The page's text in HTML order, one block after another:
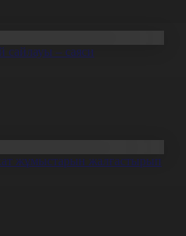
– саяси
жұмыстарын жалғастырып